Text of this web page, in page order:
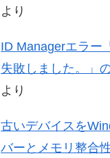
より
ID Managerエラー
失敗しました。」
より
古いデバイスを
バーとメモリ整合